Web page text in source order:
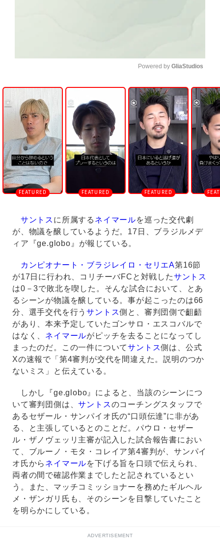
U
n
m
u
t
e
Powered by GliaStudios
サントス に所属する ネイマールを巡った交代劇
が、物議を醸しているようだ。17日、ブラジルメデ
ィア『ge.globo』が報じている。
カンピオナート・ブラジレイロ・セリエA第16節
が17日に行われ、コリチーバFCと対戦したサントス
は0－3で敗北を喫した。そんな試合において、とあ
るシーンが物議を醸している。事が起こったのは66
分、選手交代を行うサントス側と、審判団側で齟齬
があり、本来予定していたゴンサロ・エスコバルで
はなく、 ネイマールがピッチを去ることになってし
まったのだ。この一件についてサントス側は、公式
Xの速報で「第4審判が交代を間違えた。説明のつか
ないミス」と伝えている。
しかし『ge.globo』によると、当該のシーンにつ
いて審判団側は、サントスのコーチングスタッフで
あるセザール・サンパイオ氏の“口頭伝達”に非があ
る、と主張しているとのことだ。パウロ・セザー
ル・ザノヴェッリ主審が記入した試合報告書におい
て、ブルーノ・モタ・コレイア第4審判が、サンパイ
オ氏から ネイマールを下げる旨を口頭で伝えられ、
両者の間で確認作業までしたと記されているとい
う。また、マッチコミッショナーを務めたギルヘル
メ・ザンガリ氏も、そのシーンを目撃していたこと
を明らかにしている。
ADVERTISEMENT